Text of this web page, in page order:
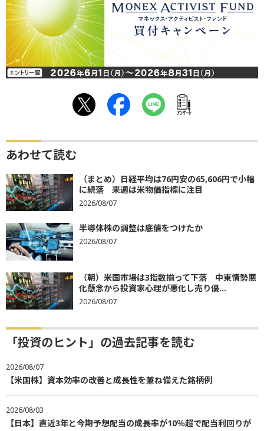
ｱﾝｹｰﾄ
あわせて読む
（まとめ）日経平均は76円安の65,606円で小幅
に続落 来週は米物価指標に注目
2026/08/07
半導体株の調整は底値をつけたか
2026/08/07
（朝）米国市場は3指数揃って下落 中東情勢悪
化懸念から投資家心理が悪化し売り優...
2026/08/07
「投資のヒント」の過去記事を読む
2026/08/07
【米国株】資本効率の改善と成長性を兼ね備えた銘柄例
2026/08/03
【日本】直近3年と今期予想配当の成長率が10％超で配当利回りが